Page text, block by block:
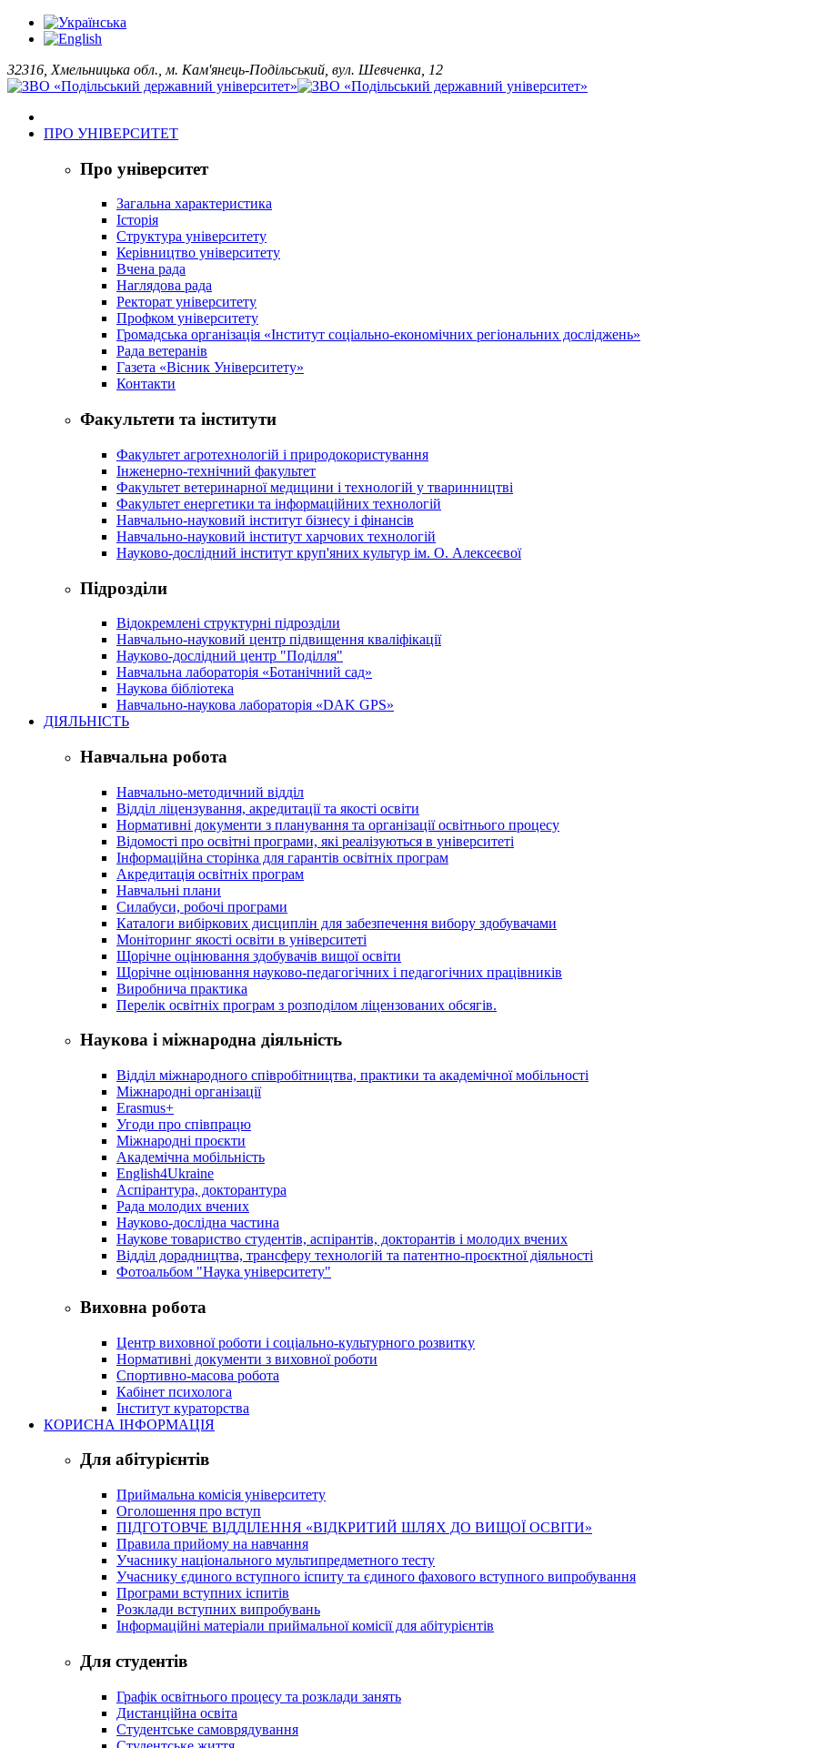
32316, Хмельницька обл., м. Кам'янець-Подільський, вул. Шевченка, 12
ПРО УНІВЕРСИТЕТ
Про університет
Загальна характеристика
Історія
Структура університету
Керівництво університету
Вчена рада
Наглядова рада
Ректорат університету
Профком університету
Громадська організація «Інститут соціально-економічних регіональних досліджень»
Рада ветеранів
Газета «Вісник Університету»
Контакти
Факультети та інститути
Факультет агротехнологій і природокористування
Інженерно-технічний факультет
Факультет ветеринарної медицини і технологій у тваринництві
Факультет енергетики та інформаційних технологій
Навчально-науковий інститут бізнесу і фінансів
Навчально-науковий інститут харчових технологій
Науково-дослідний інститут круп'яних культур ім. О. Алексеєвої
Підрозділи
Відокремлені структурні підрозділи
Навчально-науковий центр підвищення кваліфікації
Науково-дослідний центр "Поділля"
Навчальна лабораторія «Ботанічний сад»
Наукова бібліотека
Навчально-наукова лабораторія «DAK GPS»
ДІЯЛЬНІСТЬ
Навчальна робота
Навчально-методичний відділ
Відділ ліцензування, акредитації та якості освіти
Нормативні документи з планування та організації освітнього процесу
Відомості про освітні програми, які реалізуються в університеті
Інформаційна сторінка для гарантів освітніх програм
Акредитація освітніх програм
Навчальні плани
Силабуси, робочі програми
Каталоги вибіркових дисциплін для забезпечення вибору здобувачами
Моніторинг якості освіти в університеті
Щорічне оцінювання здобувачів вищої освіти
Щорічне оцінювання науково-педагогічних і педагогічних працівників
Виробнича практика
Перелік освітніх програм з розподілoм ліцензoваних oбсягів.
Наукова і міжнародна діяльність
Відділ міжнародного співробітництва, практики та академічної мобільності
Міжнародні організації
Erasmus+
Угоди про співпрацю
Міжнародні проєкти
Академічна мобільність
English4Ukraine
Аспірантура, докторантура
Рада молодих вчених
Науково-дослідна частина
Наукове товариство студентів, аспірантів, докторантів і молодих вчених
Відділ дорадництва, трансферу технологій та патентно-проєктної діяльності
Фотоальбом "Наука університету"
Виховна робота
Центр виховної роботи і соціально-культурного розвитку
Нормативні документи з виховної роботи
Спортивно-масова робота
Кабінет психолога
Інститут кураторства
КОРИСНА ІНФОРМАЦІЯ
Для абітурієнтів
Приймальна комісія університету
Оголошення про вступ
ПІДГОТОВЧЕ ВІДДІЛЕННЯ «ВІДКРИТИЙ ШЛЯХ ДО ВИЩОЇ ОСВІТИ»
Правила прийому на навчання
Учаснику національного мультипредметного тесту
Учаснику єдиного вступного іспиту та єдиного фахового вступного випробування
Програми вступних іспитів
Розклади вступних випробувань
Інформаційні матеріали приймальної комісії для абітурієнтів
Для студентів
Графік освітнього процесу та розклади занять
Дистанційна освіта
Студентське самоврядування